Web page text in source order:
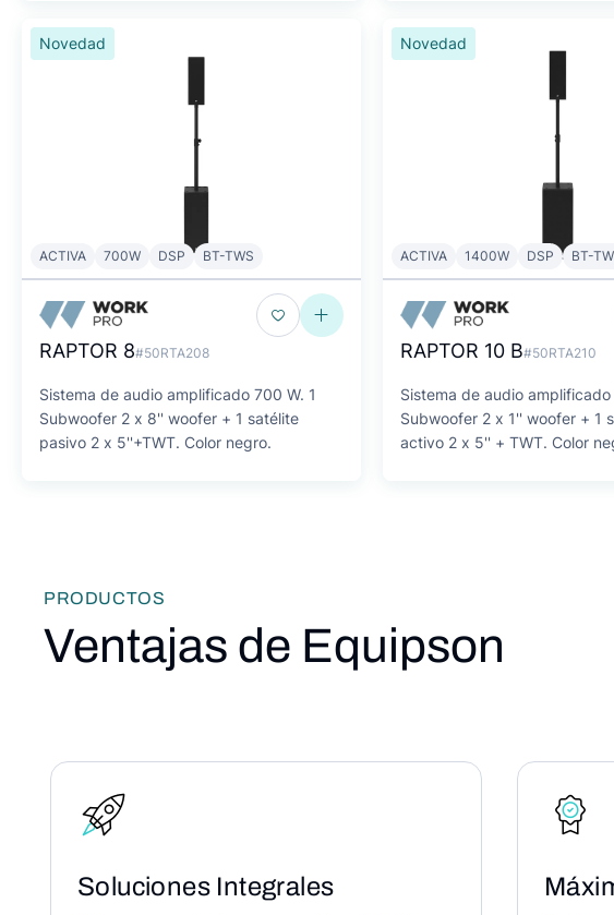
Novedad
ACTIVA 700W DSP BT-TWS
RAPTOR 8#50RTA208
Sistema de audio amplificado 700 W. 1
Subwoofer 2 x 8'' woofer + 1 satélite
pasivo 2 x 5''+TWT. Color negro.
Novedad
ACTIVA 1400W DSP BT-
RAPTOR 10 B#50RTA210
Sistema de audio amplificado
Subwoofer 2 x 1'' woofer + 1
activo 2 x 5'' + TWT. Color
PRODUCTOS
Ventajas de Equipson
Soluciones Integrales